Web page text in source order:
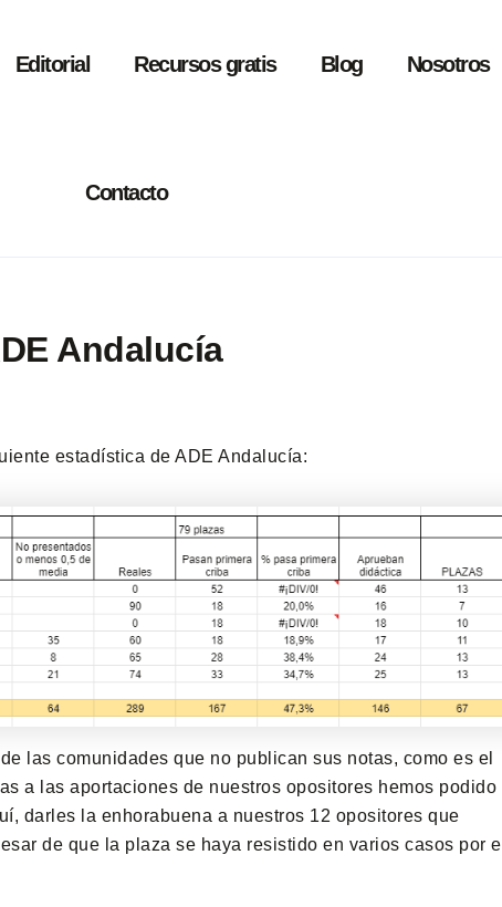
Editorial Recursos gratis Blog Nosotros
Contacto
Andalucía
estadística de ADE Andalucía:
las comunidades que no publican sus notas, como es el
a las aportaciones de nuestros opositores hemos podido
darles la enhorabuena a nuestros 12 opositores que
de que la plaza se haya resistido en varios casos por el